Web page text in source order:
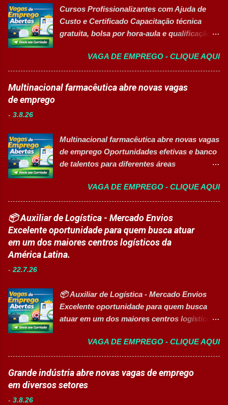
produtiva. Requisitos Ensino Médio
completo. Disponibilidade para trab...
melhores empresas para trabalhar,
oferecendo oportunidades de crescimento,
desenvolvimento profissional e um ambiente
CANDIDATAR-SE AGORA 📋 Principais
Atividades ✅ Auxiliar nas atividades de
embalagem, envase, manipulação e
Auxiliar no setup e abastecimento das linhas
produtivas; ✅ Conferir materiais recebidos e
realizar devoluções quand...
Cursos Profissionalizantes com Ajuda de
Custo e Certificado Capacitação técnica
gratuita, bolsa por hora-aula e qualificação
MINHA VAGA Sobre o Programa de
Qualificação Estão abertas as inscrições
para programas de formação
profissionalizante voltados para o
certificação reconhecida, os participantes
contam com uma ajuda de custo calculada
em R$ 6,00 por hora-aula frequentada , ideal
durante todo o período de estudos. Opções
de Formação Disponíveis Aperfeiçoamento
em Gestão e Serviços de Gastronomia
(Turma Vespertina) Aperfeiçoamento em
Gestão e Serviços de Gastronomia (Turma
Noturna) Estratégia de Vendas e
Gastronomia (Tarde): Aulas de 13h...
VAGA DE EMPREGO - CLIQUE AQUI
Multinacional farmacêutica abre novas vagas
de emprego
- 3.8.26
Multinacional farmacêutica abre novas vagas
de emprego Oportunidades efetivas e banco
de talentos para diferentes áreas
Sobre as oportunidades Uma das maiores
multinacionais farmacêuticas do Brasil está
com novas oportunidades abertas para
profissionais que desejam atuar em um
ambiente inovador, colaborativo e voltado
para o desenvolvimento de pessoas. As
profissionais com diferentes perfis e níveis
de experiência. Vagas disponíveis Analista
de Projetos Pleno Auxiliar de Almoxarifado
Manutenção II Banco de Talentos Áreas de
atuação Produção Industrial. Logística.
Almoxarifado. Projetos. Engenharia.
Manutenção Industrial. Operações. Banco de
VAGA DE EMPREGO - CLIQUE AQUI
📦 Auxiliar de Logística - Mercado Envios
Excelente oportunidade para quem busca atuar
em um dos maiores centros logísticos da
América Latina.
-22.7.26
📦 Auxiliar de Logística - Mercado Envios
Excelente oportunidade para quem busca
atuar em um dos maiores centros logísticos
📋 Sobre a oportunidade O Mercado Envios
está com oportunidade para Auxiliar de
Logística . A empresa busca profissionais
comprometidos, organizados e que desejam
VAGA DE EMPREGO - CLIQUE AQUI
Grande indústria abre novas vagas de emprego
em diversos setores
- 3.8.26